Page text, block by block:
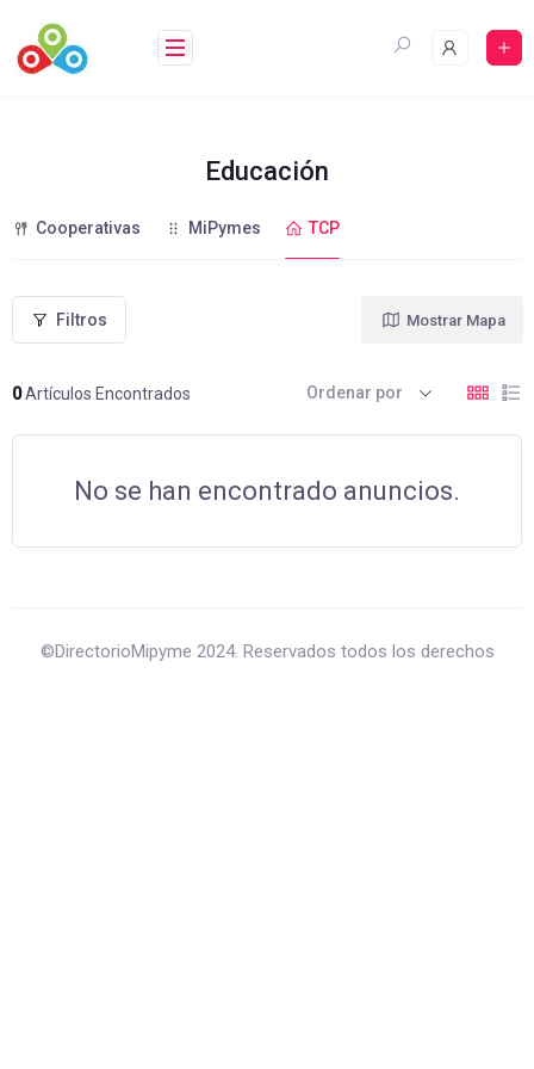
contenido
Educación
Cooperativas MiPymes TCP
Filtros
0Artículos Encontrados
Mostrar Mapa
Ordenar por
No se han encontrado anuncios.
©DirectorioMipyme 2024. Reservados todos los derechos